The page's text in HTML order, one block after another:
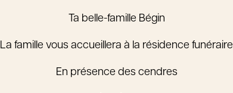
Ta belle-famille Bégin
La famille vous accueillera à la résidence funéraire
En présence des cendres